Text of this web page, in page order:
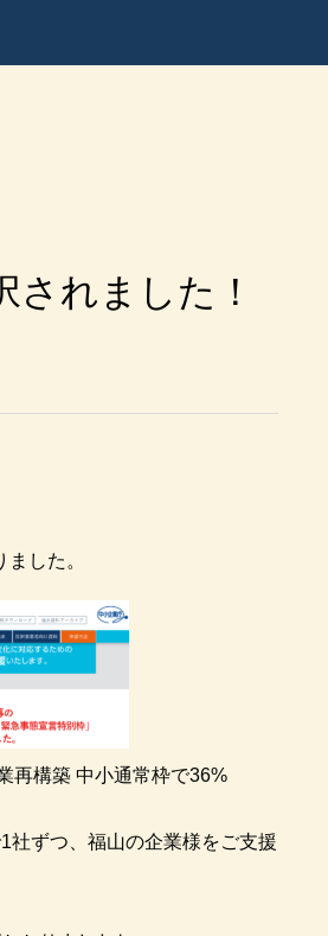
されました！
した。
再構築 中小通常枠で36%
社ずつ、福山の企業様をご支援